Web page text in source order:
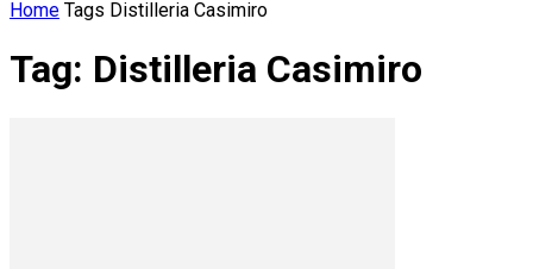
Home Tags Distilleria Casimiro
Tag: Distilleria Casimiro